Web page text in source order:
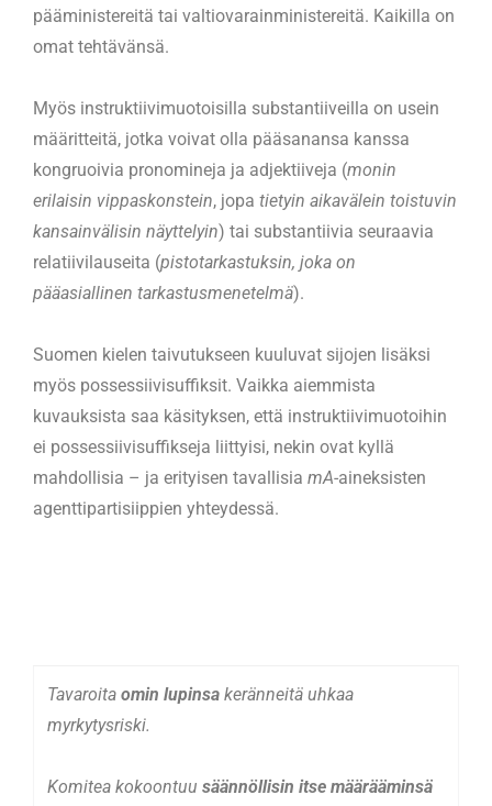
pääministereitä tai valtiovarainministereitä. Kaikilla on
omat tehtävänsä.
Myös instruktiivimuotoisilla substantiiveilla on usein
määritteitä, jotka voivat olla pääsanansa kanssa
kongruoivia pronomineja ja adjektiiveja (monin
erilaisin vippaskonstein, jopa tietyin aikavälein toistuvin
kansainvälisin näyttelyin) tai substantiivia seuraavia
relatiivilauseita (pistotarkastuksin, joka on
pääasiallinen tarkastusmenetelmä).
Suomen kielen taivutukseen kuuluvat sijojen lisäksi
myös possessiivisuffiksit. Vaikka aiemmista
kuvauksista saa käsityksen, että instruktiivimuotoihin
ei possessiivisuffikseja liittyisi, nekin ovat kyllä
mahdollisia – ja erityisen tavallisia mA-aineksisten
agenttipartisiippien yhteydessä.
Tavaroitaomin lupinsa keränneitä uhkaa
myrkytysriski.
Komitea kokoontuusäännöllisin itse määrääminsä